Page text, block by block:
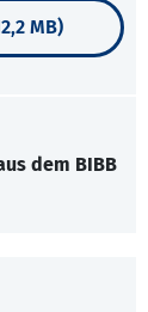
MB)
dem BIBB